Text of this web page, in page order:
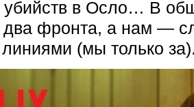
убийств в Осло… В
два фронта, а нам —
(мы только